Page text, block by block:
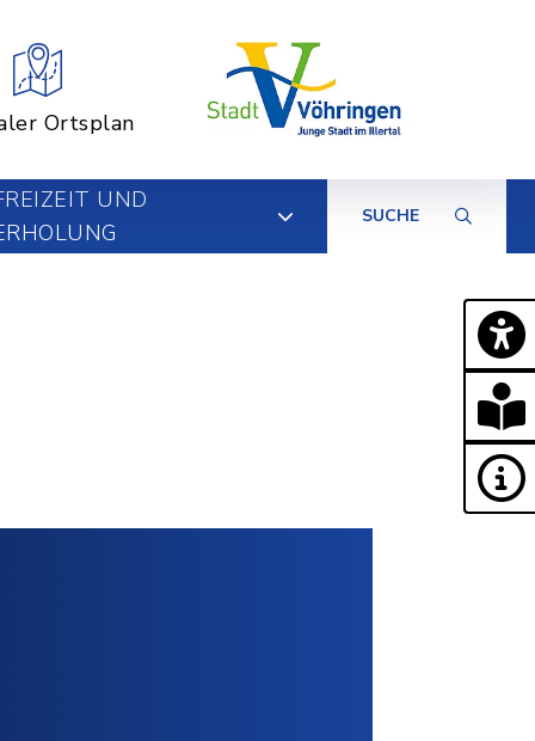
Ortsplan
UND
SUCHE